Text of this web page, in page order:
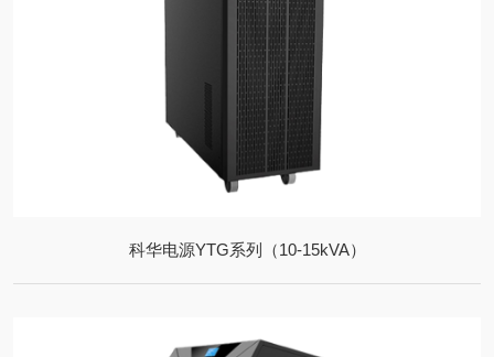
科华电源YTG系列（10-15kVA）